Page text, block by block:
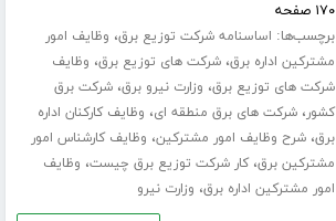
۱۷۰ صفحه
برچسب‌ها: اساسنامه شرکت توزیع برق، وظایف امور
مشترکین اداره برق،شرکت های توزیع برق، وظایف
شرکت های توزیع برق، وزارت نیرو برق،شرکت برق
کشور،شرکت های برق منطقه ای، وظایف کارکنان اداره
برق،شرح وظایف امور مشترکین، وظایف کارشناس امور
مشترکین برق،کار شرکت توزیع برق چیست، وظایف
امور مشترکین اداره برق، وزارت نیرو